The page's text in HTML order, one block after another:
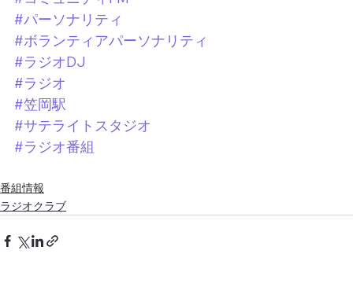
#パーソナリティ
#ボランティアパーソナリティ
#ラジオDJ
#ラジオ
#笠岡駅
#サテライトスタジオ
#ラジオ番組
番組情報
ラジオクラブ